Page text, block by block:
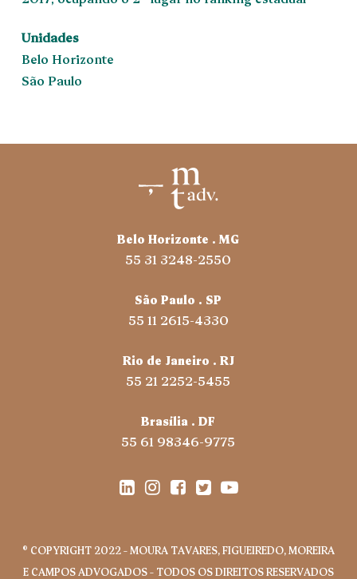
Unidades
Belo Horizonte
São Paulo
Belo Horizonte . MG
55 31 3248-2550
São Paulo . SP
55 11 2615-4330
Rio de Janeiro . RJ
55 21 2252-5455
Brasília . DF
55 61 98346-9775
® COPYRIGHT 2022 – MOURA TAVARES, FIGUEIREDO, MOREIRA
E CAMPOS ADVOGADOS – TODOS OS DIREITOS RESERVADOS